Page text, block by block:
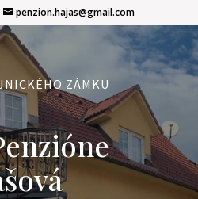
penzion.hajas@gmail.com
ZÁMKU